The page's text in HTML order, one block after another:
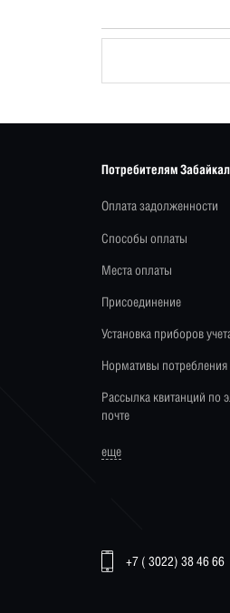
Потребителям
Оплата задолженности
Способы оплаты
Места оплаты
Присоединение
Установка приборов
Нормативы потребления
Рассылка квитанций по
почте
еще
+7 ( 3022) 38 46 66